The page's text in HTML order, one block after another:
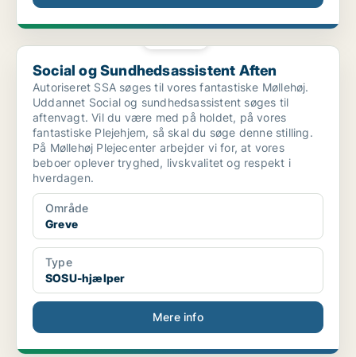
Social og Sundhedsassistent Aften
Social og Sundhedsassistent Aften
Autoriseret SSA søges til vores fantastiske Møllehøj.
Uddannet Social og sundhedsassistent søges til
aftenvagt. Vil du være med på holdet, på vores
fantastiske Plejehjem, så skal du søge denne stilling.
På Møllehøj Plejecenter arbejder vi for, at vores
beboer oplever tryghed, livskvalitet og respekt i
hverdagen.
Område
Greve
Type
SOSU-hjælper
Mere info